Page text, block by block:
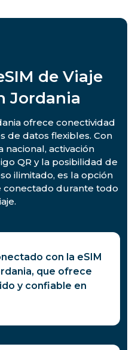
de Viaje
Jordania
ofrece conectividad
de datos flexibles. Con
activación
QR y la posibilidad de
ilimitado, es la opción
conectado durante todo
con la eSIM
que ofrece
y confiable en